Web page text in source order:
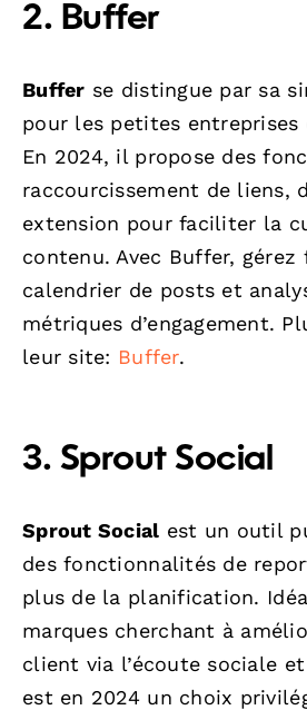
2. Buffer
Buffer se distingue par sa
pour les petites entreprises
En 2024, il propose des
raccourcissement de liens,
extension pour faciliter la
contenu. Avec Buffer,
calendrier de posts et
métriques d’engagement.
leur site: Buffer.
3. Sprout Social
Sprout Social est un outil
des fonctionnalités de
plus de la planification.
marques cherchant à
client via l’écoute sociale
est en 2024 un choix